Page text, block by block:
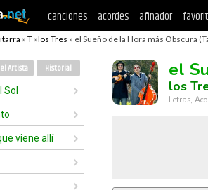
canciones acordes afinador
» T »los Tres » el Sueño de la Hora más Obscura
Artista Historial
Sol
viene allí
el
los
Letras,